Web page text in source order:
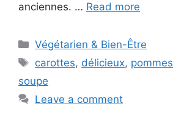
anciennes. … Read more
Categories
Végétarien & Bien-Être
Tags
carottes, délicieux, pommes
soupe
Leave a comment